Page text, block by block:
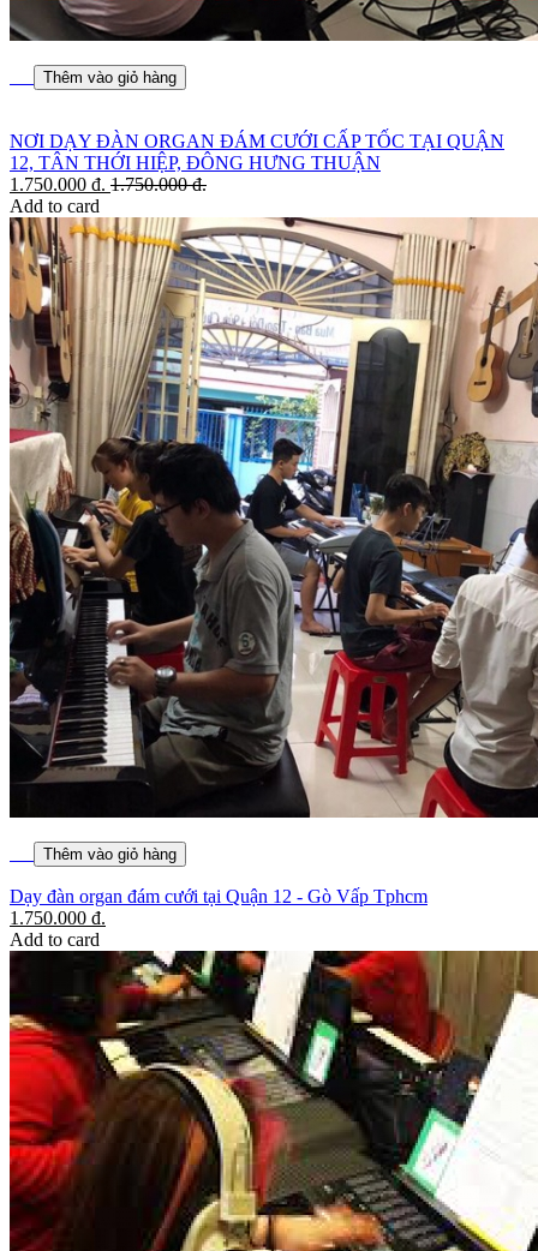
Thêm vào giỏ hàng
NƠI DẠY ĐÀN ORGAN ĐÁM CƯỚI CẤP TỐC TẠI QUẬN
12, TÂN THỚI HIỆP, ĐÔNG HƯNG THUẬN
1.750.000 đ. 1.750.000đ.
Add to card
Thêm vào giỏ hàng
Dạy đàn organ đám cưới tại Quận 12 - Gò Vấp Tphcm
1.750.000 đ.
Add to card